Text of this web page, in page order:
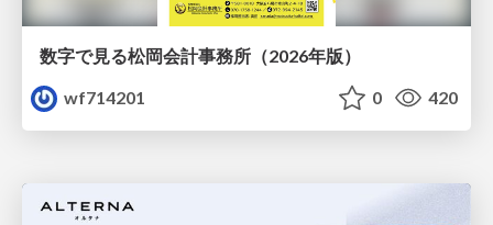
数字で見る松岡会計事務所（2026年版）
wf714201
0 420